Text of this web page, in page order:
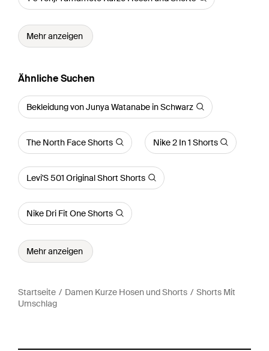
Mehr anzeigen
Ähnliche Suchen
Bekleidung von Junya Watanabe in Schwarz
The North Face Shorts Nike 2 In 1 Shorts
Levi'S 501 Original Short Shorts
Nike Dri Fit One Shorts
Mehr anzeigen
Startseite Damen Kurze Hosen und Shorts
Shorts Mit
Umschlag